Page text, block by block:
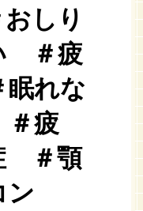
しり
＃疲
れな
疲
＃顎